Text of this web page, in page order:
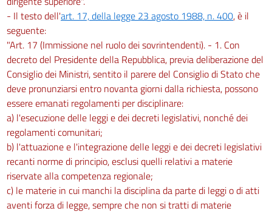
- Il testo dell'art. 17, della legge 23 agosto 1988, n. 400, è il
seguente:
"Art. 17 (Immissione nel ruolo dei sovrintendenti). - 1. Con
decreto del Presidente della Repubblica, previa deliberazione del
Consiglio dei Ministri, sentito il parere del Consiglio di Stato che
deve pronunziarsi entro novanta giorni dalla richiesta, possono
essere emanati regolamenti per disciplinare:
a) l'esecuzione delle leggi e dei decreti legislativi, nonché dei
regolamenti comunitari;
b) l'attuazione e l'integrazione delle leggi e dei decreti legislativi
recanti norme di principio, esclusi quelli relativi a materie
riservate alla competenza regionale;
c) le materie in cui manchi la disciplina da parte di leggi o di atti
aventi forza di legge, sempre che non si tratti di materie